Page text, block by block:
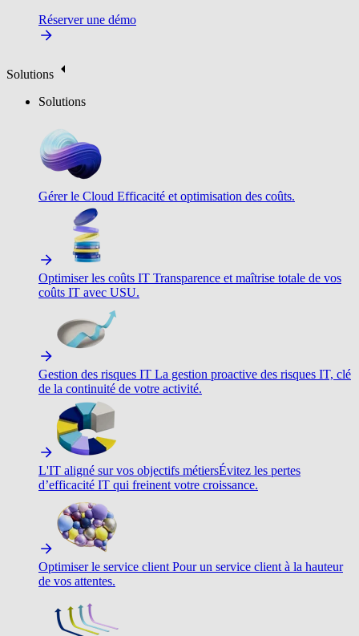
Réserver une démo
Solutions
Solutions
Gérer le Cloud Efficacité et optimisation des coûts.
Optimiser les coûts IT Transparence et maîtrise totale de vos
coûts IT avec USU.
Gestion des risques IT La gestion proactive des risques IT, clé
de la continuité de votre activité.
L'IT aligné sur vos objectifs métiersÉvitez les pertes
d’efficacité IT qui freinent votre croissance.
Optimiser le service client Pour un service client à la hauteur
de vos attentes.